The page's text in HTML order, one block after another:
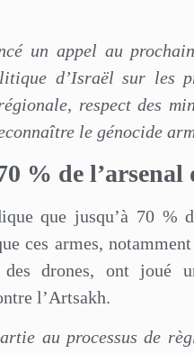
un appel au
d’Israël sur les
respect des
le génocide
% de
que jusqu’à 70 %
ces armes,
drones, ont joué
l’Artsakh.
au processus de